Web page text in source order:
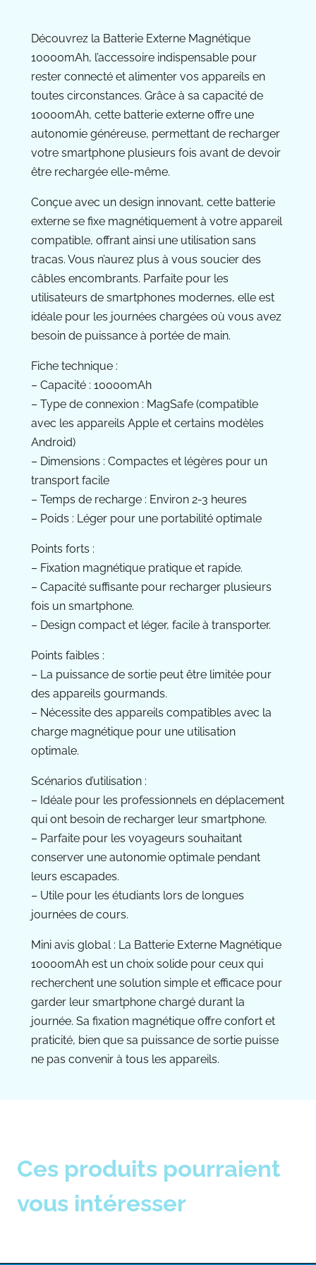
Découvrez la Batterie Externe Magnétique
10000mAh, l’accessoire indispensable pour
rester connecté et alimenter vos appareils en
toutes circonstances. Grâce à sa capacité de
10000mAh, cette batterie externe offre une
autonomie généreuse, permettant de recharger
votre smartphone plusieurs fois avant de devoir
être rechargée elle-même.
Conçue avec un design innovant, cette batterie
externe se fixe magnétiquement à votre appareil
compatible, offrant ainsi une utilisation sans
tracas. Vous n’aurez plus à vous soucier des
câbles encombrants. Parfaite pour les
utilisateurs de smartphones modernes, elle est
idéale pour les journées chargées où vous avez
besoin de puissance à portée de main.
Fiche technique :
– Capacité : 10000mAh
– Type de connexion : MagSafe (compatible
avec les appareils Apple et certains modèles
Android)
– Dimensions : Compactes et légères pour un
transport facile
– Temps de recharge : Environ 2-3 heures
– Poids : Léger pour une portabilité optimale
Points forts :
– Fixation magnétique pratique et rapide.
– Capacité suffisante pour recharger plusieurs
fois un smartphone.
– Design compact et léger, facile à transporter.
Points faibles :
– La puissance de sortie peut être limitée pour
des appareils gourmands.
– Nécessite des appareils compatibles avec la
charge magnétique pour une utilisation
optimale.
Scénarios d’utilisation :
– Idéale pour les professionnels en déplacement
qui ont besoin de recharger leur smartphone.
– Parfaite pour les voyageurs souhaitant
conserver une autonomie optimale pendant
leurs escapades.
– Utile pour les étudiants lors de longues
journées de cours.
Mini avis global : La Batterie Externe Magnétique
10000mAh est un choix solide pour ceux qui
recherchent une solution simple et efficace pour
garder leur smartphone chargé durant la
journée. Sa fixation magnétique offre confort et
praticité, bien que sa puissance de sortie puisse
ne pas convenir à tous les appareils.
Ces produits pourraient
vous intéresser